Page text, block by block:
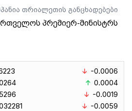
თრიალეთის განცხადებები
პრემიერ-მინისტრს
-0.0006
0.0004
-0.0019
-0.0059